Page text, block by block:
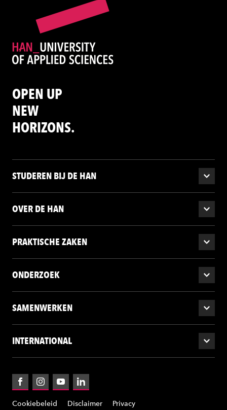
OPEN UP
NEW
HORIZONS.
STUDEREN BIJ DE HAN
OVER DE HAN
PRAKTISCHE ZAKEN
ONDERZOEK
SAMENWERKEN
INTERNATIONAL
FacebookInstagramYouTubeLinkedIn
Cookiebeleid Disclaimer Privacy